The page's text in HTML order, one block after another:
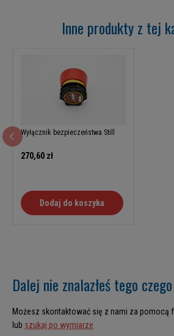
Inne produkty z tej
Wyłącznik bezpieczeństwa Still
270,60 zł
Dodaj do koszyka
Dalej nie znalazłeś tego
Możesz skontaktować się z nami za pomocą
lub szukaj po wymiarze